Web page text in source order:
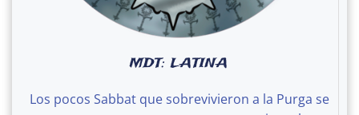
MDT: LATINA
Los pocos Sabbat que sobrevivieron a la Purga se